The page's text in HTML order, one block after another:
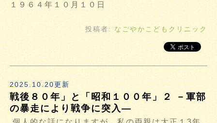
１９６４年１０月１０日
投稿者: なごやかこどもクリニック
2025.10.20更新
戦後８０年」と「昭和１００年」２ －軍部
の暴走により戦争に突入―